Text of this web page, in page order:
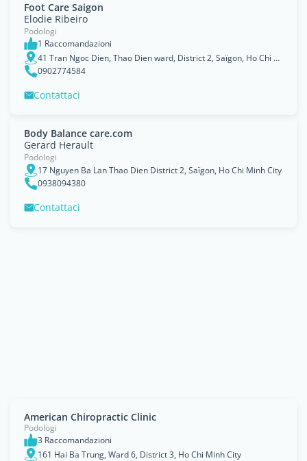
Foot Care Saigon
Elodie Ribeiro
Podologi
1 Raccomandazioni
41 Tran Ngoc Dien, Thao Dien ward, District 2, Saïgon, Ho Chi Minh City
0902774584
Contattaci
Body Balance care.com
Gerard Herault
Podologi
17 Nguyen Ba Lan Thao Dien District 2, Saïgon, Ho Chi Minh City
0938094380
Contattaci
American Chiropractic Clinic
Podologi
3 Raccomandazioni
161 Hai Ba Trung, Ward 6, District 3, Ho Chi Minh City